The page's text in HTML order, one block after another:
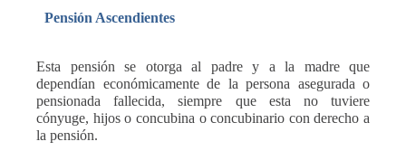
Pensión Ascendientes
Esta pensión se otorga al padre y a la madre que
dependían económicamente de la persona asegurada o
pensionada fallecida, siempre que esta no tuviere
cónyuge, hijos o concubina o concubinario con derecho a
la pensión.